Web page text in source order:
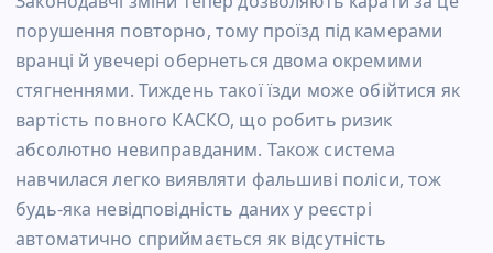
порушення повторно, тому проїзд під камерами
вранці й увечері обернеться двома окремими
стягненнями. Тиждень такої їзди може обійтися як
вартість повного КАСКО, що робить ризик
абсолютно невиправданим. Також система
навчилася легко виявляти фальшиві поліси, тож
будь-яка невідповідність даних у реєстрі
автоматично сприймається як відсутність